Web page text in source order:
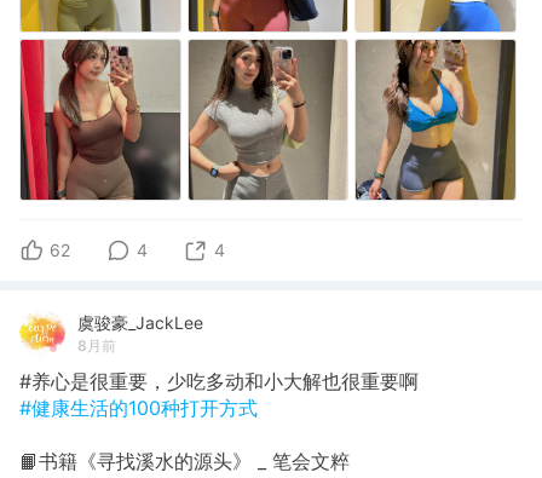
62 4 4
虞骏豪_JackLee
8月前
#养心是很重要，少吃多动和小大解也很重要啊
#健康生活的100种打开方式
📙书籍《寻找溪水的源头》 _ 笔会文粹